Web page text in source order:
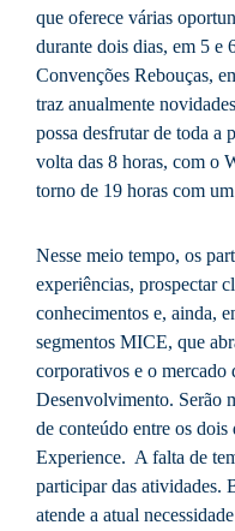
que oferece várias
durante dois dias, em 5 e
Convenções Rebouças,
traz anualmente
possa desfrutar de toda a
volta das 8 horas, com o
torno de 19 horas com
Nesse meio tempo, os
experiências, prospectar
conhecimentos e, ainda,
segmentos MICE, que
corporativos e o mercado
Desenvolvimento. Serão
de conteúdo entre os dois
Experience. A falta de
participar das atividades.
atende a atual